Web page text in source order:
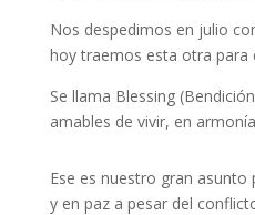
Nos despedimos en julio
hoy traemos esta otra para
Se llama Blessing
amables de vivir, en
Ese es nuestro gran asunto
y en paz a pesar del